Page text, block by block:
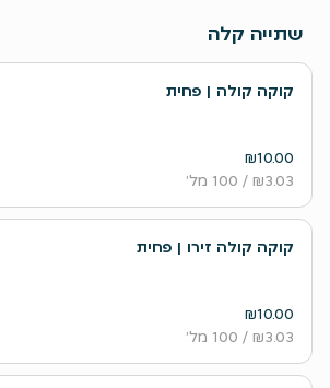
שתייה קלה
קוקה קולה | פחית
₪10.00
₪3.03 / 100 מל׳
קוקה קולה זירו | פחית
₪10.00
₪3.03 / 100 מל׳